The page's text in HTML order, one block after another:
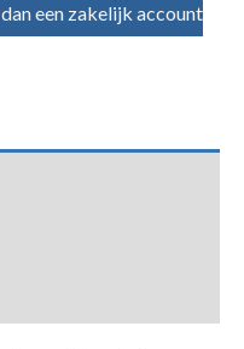
een zakelijk account